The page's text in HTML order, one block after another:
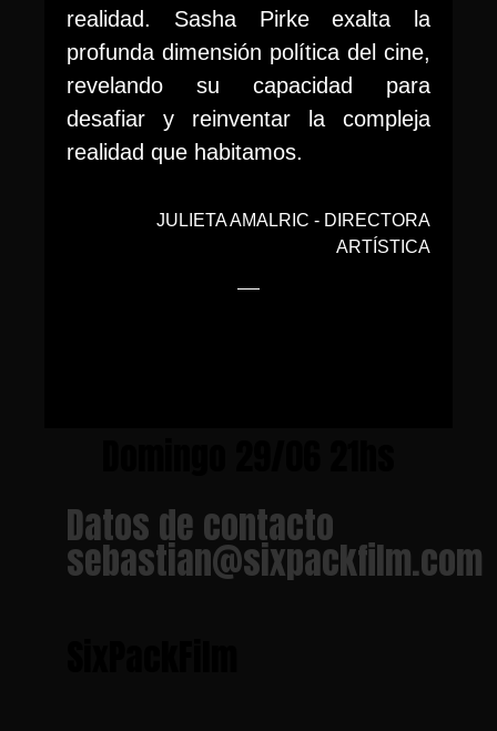
realidad. Sasha Pirke exalta la
profunda dimensión política del cine,
revelando su capacidad para
desafiar y reinventar la compleja
realidad que habitamos.
JULIETA AMALRIC - DIRECTORA
ARTÍSTICA
Datos de contacto
sebastian@sixpackfilm.com